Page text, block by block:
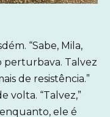
“Sabe, Mila,
perturbava. Talvez
de resistência.”
volta. “Talvez,”
ele é